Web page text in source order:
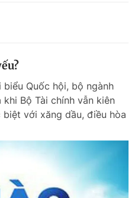
Quốc hội, bộ ngành
Bộ Tài chính vẫn kiên
với xăng dầu, điều hòa